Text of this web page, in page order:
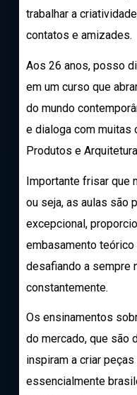
trabalhar a
contatos e amizades.
Aos 26 anos, posso
em um curso que
do mundo
e dialoga com muitas
Produtos e
Importante frisar que
ou seja, as aulas são
excepcional,
embasamento teórico
desafiando a sempre
constantemente.
Os ensinamentos
do mercado, que são
inspiram a criar
essencialmente